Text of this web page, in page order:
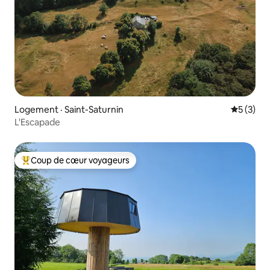
Logement · Saint-Saturnin Note
5 (3)
L'Escapade
Coup de cœur voyageurs parmi les plus aimés
Coup de cœur voyageurs